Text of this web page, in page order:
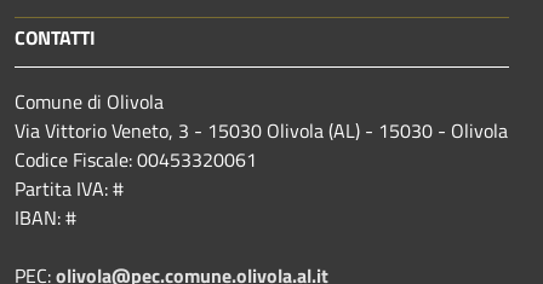
CONTATTI
Comune di Olivola
Via Vittorio Veneto, 3 - 15030 Olivola (AL) - 15030 - Olivola
Codice Fiscale: 00453320061
Partita IVA: #
IBAN: #
PEC:olivola@pec.comune.olivola.al.it